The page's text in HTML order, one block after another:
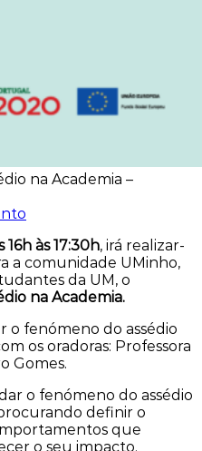
na Academia –
às 17:30h, irá realizar-
a comunidade UMinho,
da UM, o
na Academia.
o fenómeno do assédio
os oradoras: Professora
Gomes.
o fenómeno do assédio
definir o
que
o seu impacto.